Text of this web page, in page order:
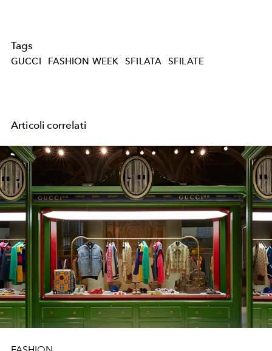
Tags
GUCCI FASHION WEEK SFILATA SFILATE
Articoli correlati